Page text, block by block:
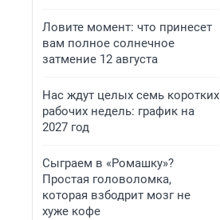
Ловите момент: что принесет
вам полное солнечное
затмение 12 августа
Нас ждут целых семь коротких
рабочих недель: график на
2027 год
Сыграем в «Ромашку»?
Простая головоломка,
которая взбодрит мозг не
хуже кофе